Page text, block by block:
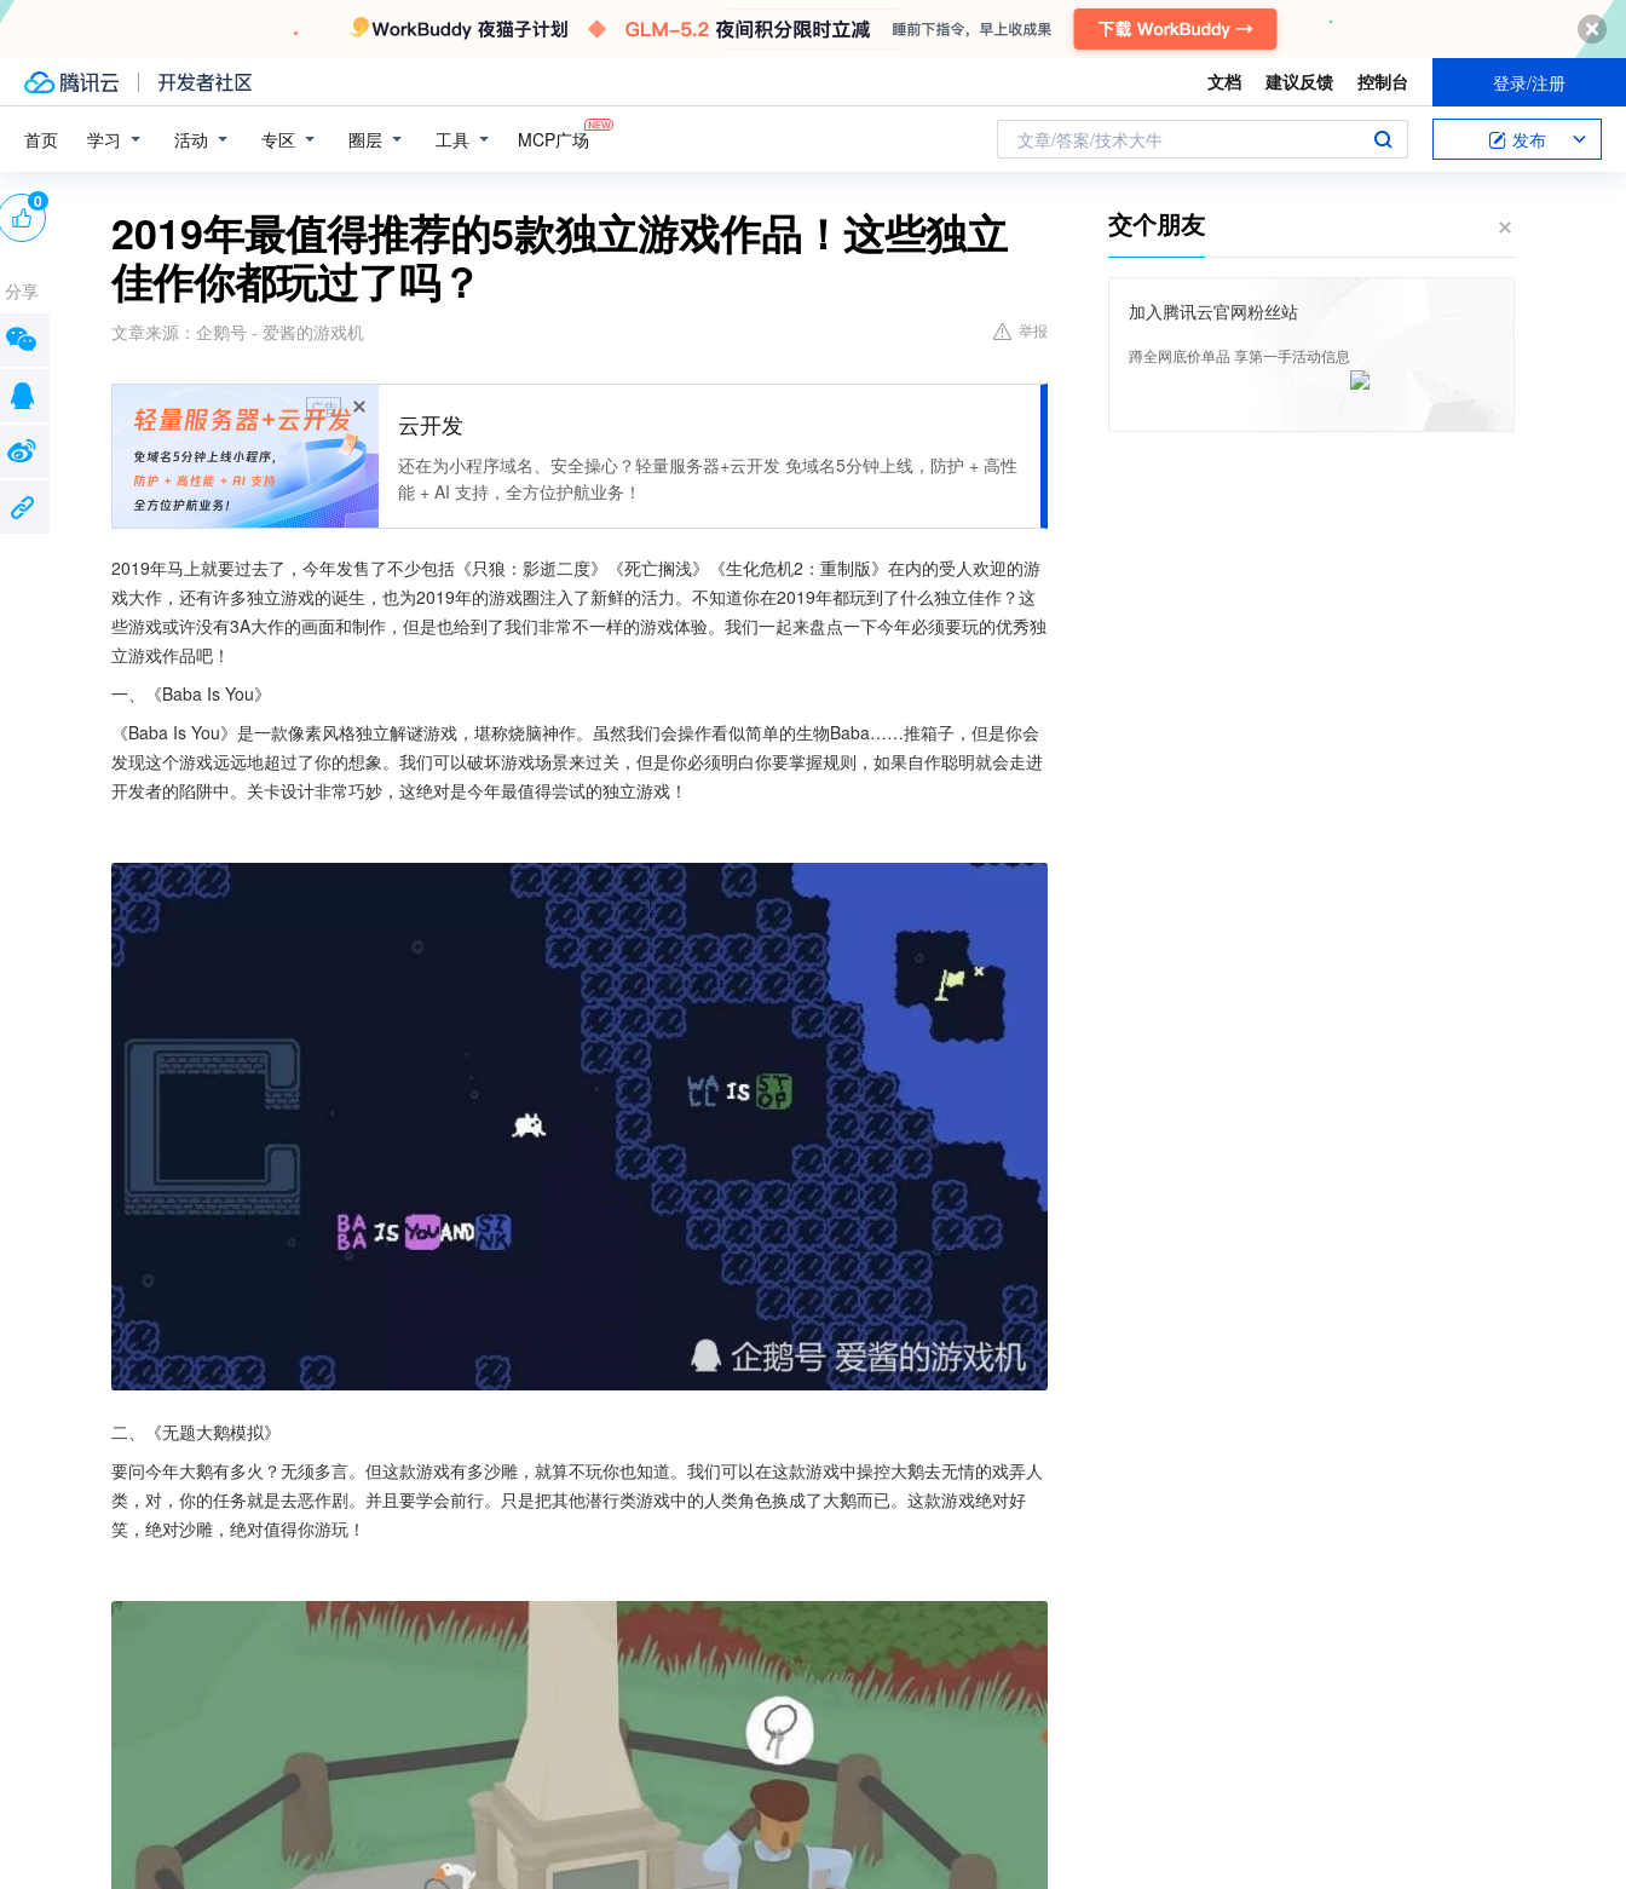
文档 建议反馈 控制台 登录/注册
首页 学习 活动 专区 圈层 工具 MCP广场 文章/答案/技术大牛 发布
2019年最值得推荐的5款独立游戏作品！这些独立
佳作你都玩过了吗？
文章来源： 企鹅号 - 爱酱的游戏机 举报
广告
云开发
还在为小程序域名、安全操心？轻量服务器+云开发 免域名5分钟上线，防护 + 高性
能 + AI 支持，全方位护航业务！
2019年马上就要过去了，今年发售了不少包括《只狼：影逝二度》《死亡搁浅》《生化危机2：重制版》在内的受人欢迎的游
戏大作，还有许多独立游戏的诞生，也为2019年的游戏圈注入了新鲜的活力。不知道你在2019年都玩到了什么独立佳作？这
些游戏或许没有3A大作的画面和制作，但是也给到了我们非常不一样的游戏体验。我们一起来盘点一下今年必须要玩的优秀独
立游戏作品吧！
一、《Baba Is You》
《Baba Is You》是一款像素风格独立解谜游戏，堪称烧脑神作。虽然我们会操作看似简单的生物Baba……推箱子，但是你会
发现这个游戏远远地超过了你的想象。我们可以破坏游戏场景来过关，但是你必须明白你要掌握规则，如果自作聪明就会走进
开发者的陷阱中。关卡设计非常巧妙，这绝对是今年最值得尝试的独立游戏！
二、《无题大鹅模拟》
要问今年大鹅有多火？无须多言。但这款游戏有多沙雕，就算不玩你也知道。我们可以在这款游戏中操控大鹅去无情的戏弄人
类，对，你的任务就是去恶作剧。并且要学会前行。只是把其他潜行类游戏中的人类角色换成了大鹅而已。这款游戏绝对好
笑，绝对沙雕，绝对值得你游玩！
0
分享
交个朋友
加入腾讯云官网粉丝站
蹲全网底价单品 享第一手活动信息